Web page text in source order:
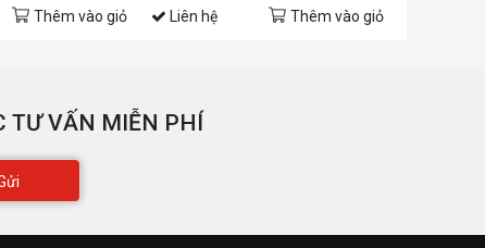
Thêm vào giỏ Liên hệ Thêm vào giỏ
TƯ VẤN MIỄN PHÍ